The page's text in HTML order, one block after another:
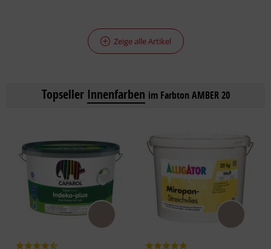
Zeige alle Artikel
Topseller Innenfarben im Farbton AMBER 20